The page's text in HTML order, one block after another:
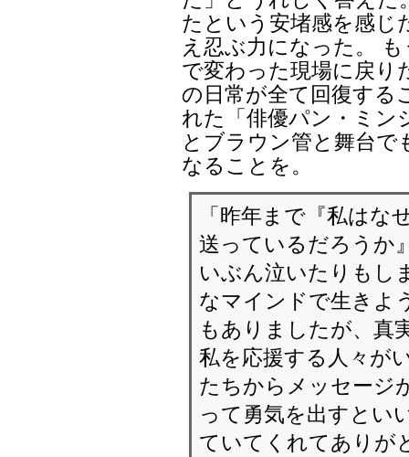
たという安堵感を感じ
え忍ぶ力になった。
で変わった現場に戻り
の日常が全て回復する
れた「俳優パン・ミン
とブラウン管と舞台
なることを。
「昨年まで『私は
送っているだろうか
いぶん泣いたりもし
なマインドで生きよ
もありましたが、真
私を応援する人々が
たちからメッセージ
って勇気を出すとい
ていてくれてありが